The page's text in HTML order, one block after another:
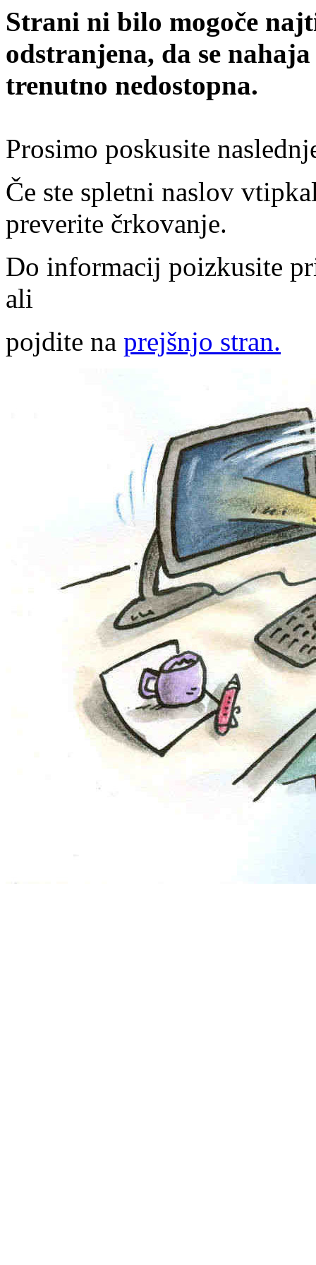
Strani ni bilo mogoče
odstranjena, da se
trenutno nedostopna.
Prosimo poskusite
Če ste spletni naslov
preverite črkovanje.
Do informacij poizkusite
ali
pojdite na prejšnjo stran.